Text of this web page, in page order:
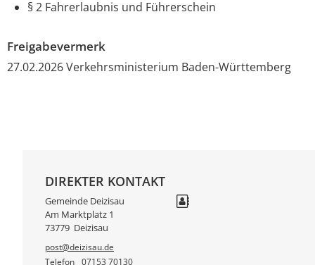
§ 2 Fahrerlaubnis und Führerschein
Freigabevermerk
27.02.2026Verkehrsministerium Baden-Württemberg
DIREKTER KONTAKT
Gemeinde Deizisau
Am Marktplatz 1
73779 Deizisau
post@deizisau.de
Telefon
07153 70130